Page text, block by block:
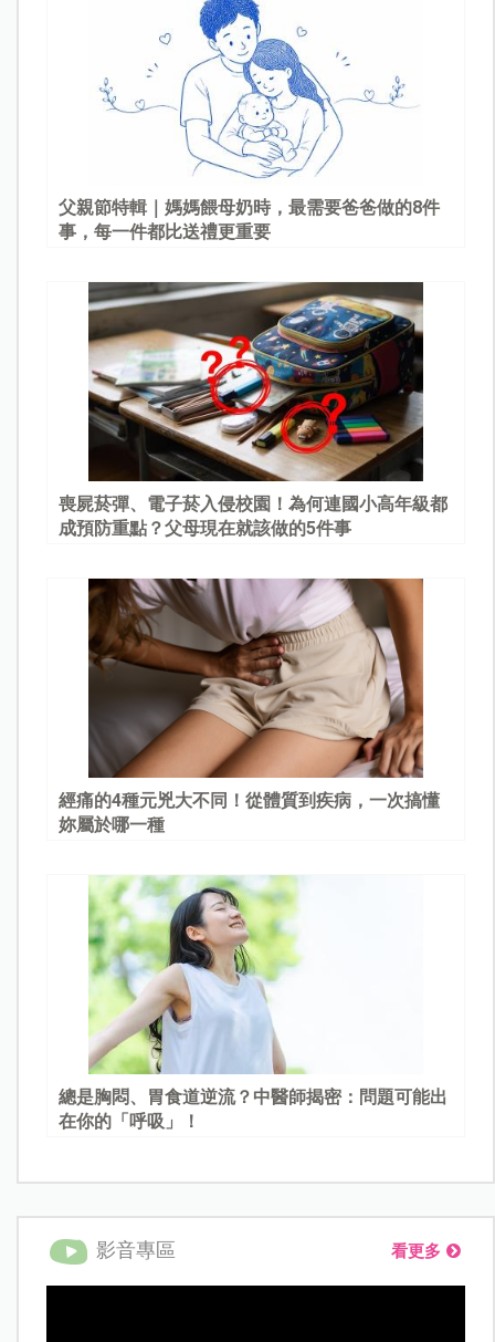
父親節特輯｜媽媽餵母奶時，最需要爸爸做的8件
事，每一件都比送禮更重要
喪屍菸彈、電子菸入侵校園！為何連國小高年級都
成預防重點？父母現在就該做的5件事
經痛的4種元兇大不同！從體質到疾病，一次搞懂
妳屬於哪一種
總是胸悶、胃食道逆流？中醫師揭密：問題可能出
在你的「呼吸」！
影音專區 看更多